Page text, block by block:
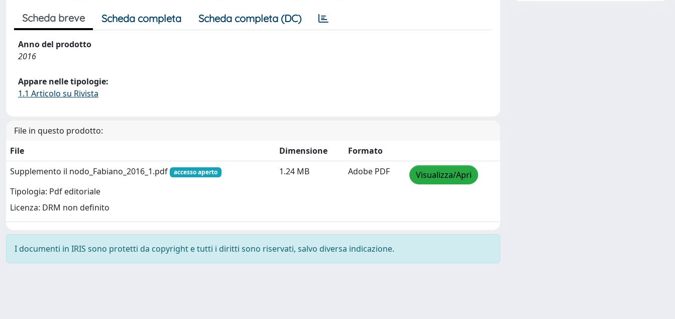
Scheda breve Scheda completa Scheda completa (DC)
Anno del prodotto
2016
Appare nelle tipologie:
1.1 Articolo su Rivista
File in questo prodotto:
File
Dimensione
Formato
Supplemento il nodo_Fabiano_2016_1.pdf
accesso aperto
Tipologia: Pdf editoriale
Licenza: DRM non definito
1.24 MB Adobe PDF Visualizza/Apri
I documenti in IRIS sono protetti da copyright e tutti i diritti sono riservati, salvo diversa indicazione.